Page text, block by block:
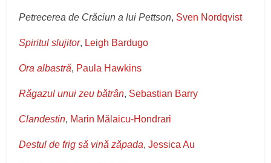
Petrecerea de Crăciun a lui Pettson, Sven Nordqvist
Spiritul slujitor, Leigh Bardugo
Ora albastră, Paula Hawkins
Răgazul unui zeu bătrân, Sebastian Barry
Clandestin, Marin Mălaicu-Hondrari
Destul de frig să vină zăpada,Jessica Au